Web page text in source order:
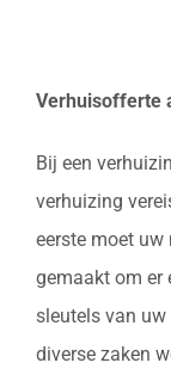
Verhuisofferte
Bij een
verhuizing
eerste moet uw
gemaakt om er
sleutels van
diverse zaken